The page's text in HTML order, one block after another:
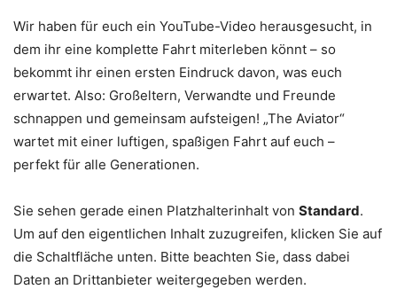
Wir haben für euch ein YouTube-Video herausgesucht, in
dem ihr eine komplette Fahrt miterleben könnt – so
bekommt ihr einen ersten Eindruck davon, was euch
erwartet. Also: Großeltern, Verwandte und Freunde
schnappen und gemeinsam aufsteigen! „The Aviator“
wartet mit einer luftigen, spaßigen Fahrt auf euch –
perfekt für alle Generationen.
Sie sehen gerade einen Platzhalterinhalt von Standard.
Um auf den eigentlichen Inhalt zuzugreifen, klicken Sie auf
die Schaltfläche unten. Bitte beachten Sie, dass dabei
Daten an Drittanbieter weitergegeben werden.